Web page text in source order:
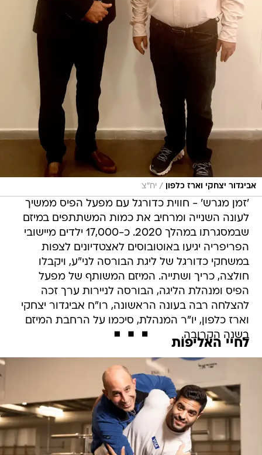
אביגדור יצחקי וארז כלפון / יח"צ
'זמן מגרש' - חווית כדורגל עם מפעל הפיס ממשיך
לעונה השנייה ומרחיב את כמות המשתתפים במיזם
שבמסגרתו במהלך 2020. כ-17,000 ילדים מיישובי
הפריפריה יגיעו באוטובוסים לאצטדיונים לצפות
במשחקי כדורגל של ליגת הבורסה לני"ע, ויקבלו
חולצה, כריך ושתייה. המיזם המשותף של מפעל
הפיס ומנהלת הליגה, הבורסה לניירות ערך זכה
להצלחה רבה בעונה הראשונה, רו"ח אביגדור יצחקי
וארז כלפון, יו"ר המנהלת, סיכמו על הרחבת המיזם
בשנה הקרובה.
לחיי האליפות